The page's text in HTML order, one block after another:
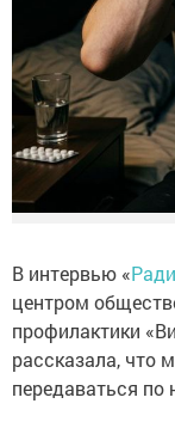
В интервью «
центром
профилактики
рассказала, что
передаваться по